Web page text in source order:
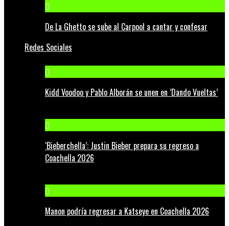
De La Ghetto se sube al Carpool a cantar y confesar
Redes Sociales
Kidd Voodoo y Pablo Alborán se unen en ‘Dando Vueltas’
‘Bieberchella’: Justin Bieber prepara su regreso a
Coachella 2026
Manon podría regresar a Katseye en Coachella 2026